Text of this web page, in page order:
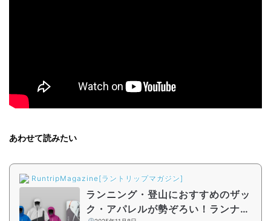
あわせて読みたい
RuntripMagazine[ラントリップマガジン]
ランニング・登山におすすめのザッ
ク・アパレルが勢ぞろい！ランナー